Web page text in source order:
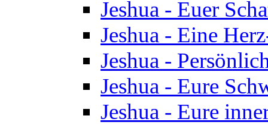
Jeshua - Euer
Jeshua - Eine
Jeshua -
Jeshua - Eure
Jeshua - Eure